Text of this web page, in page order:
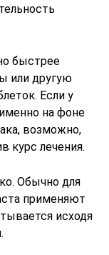
быстрее
или другую
Если у
на фоне
возможно,
курс лечения.
Обычно для
применяют
исходя